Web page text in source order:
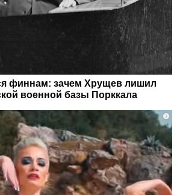
финнам: зачем Хрущев лишил
военной базы Порккала
i